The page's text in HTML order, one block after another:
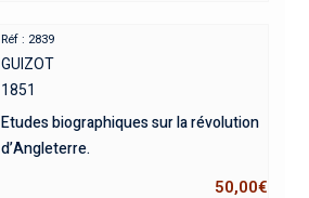
Réf : 2839
GUIZOT
1851
Etudes biographiques sur la révolution
d’Angleterre.
50,00€